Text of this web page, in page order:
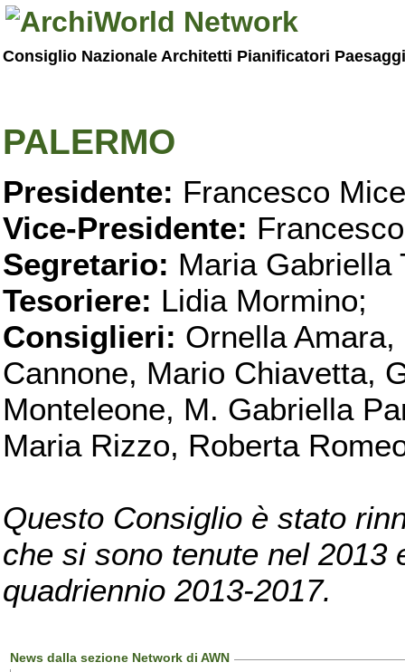
Consiglio Nazionale Architetti Pianificatori
PALERMO
Presidente: Francesco
Vice-Presidente:
Segretario: Maria Gabriella
Tesoriere: Lidia Mormino;
Consiglieri: Ornella
Cannone, Mario Chiavetta,
Monteleone, M. Gabriella
Maria Rizzo, Roberta
Questo Consiglio è stato
che si sono tenute nel 2013
quadriennio 2013-2017.
News dalla sezione Network di AWN